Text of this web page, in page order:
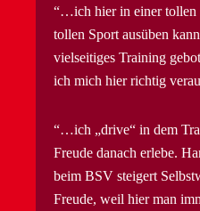
…ich hier in einer tollen
tollen Sport ausüben
vielseitiges Training
ich mich hier richtig
…ich „drive“ in dem
Freude danach erlebe.
beim BSV steigert
Freude, weil hier man